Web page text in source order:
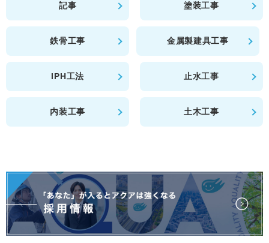
記事 塗装工事
鉄骨工事 金属製建具工事
IPH工法 止水工事
内装工事 土木工事